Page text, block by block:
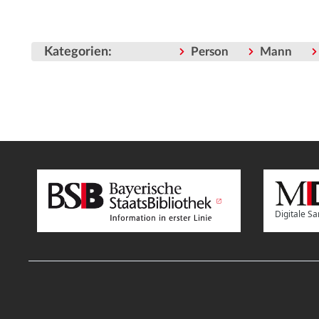
Kategorien: Person Mann
Digitale